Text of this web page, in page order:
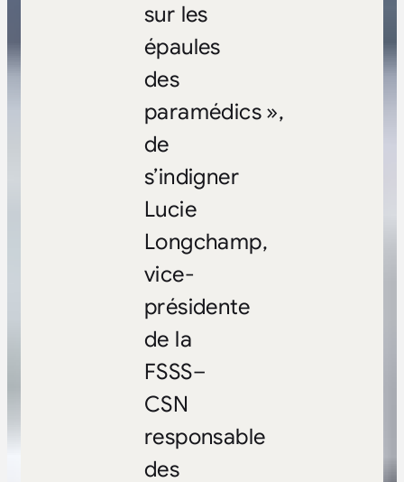
sur les
épaules
des
paramédics »,
de
s’indigner
Lucie
Longchamp,
vice-
présidente
de la
FSSS–
CSN
responsable
des